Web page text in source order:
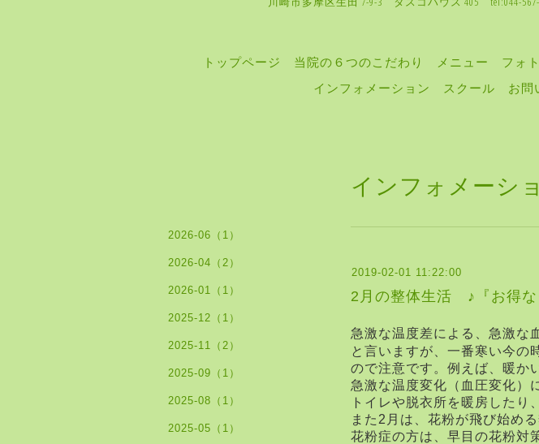
トップページ 当院の６つのこだわり メニュー フォ
インフォメーション
スクール お問
インフォメーシ
2019-02-01 11:22:00
2月の整体生活 ♪『お得な
急激な温度差による、急激な
と言いますが、一番寒い今の
ので注意です。 例えば、暖か
急激な温度変化（血圧変化）
トイレや脱衣所を暖房したり
また2月は、花粉が飛び始め
花粉症の方は、早目の花粉対
2026-06（1）
2026-04（2）
2026-01（1）
2025-12（1）
2025-11（2）
2025-09（1）
2025-08（1）
2025-05（1）